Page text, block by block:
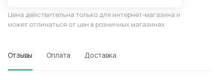
Цена действительна только для интернет-магазина и
может отличаться от цен в розничных магазинах
Отзывы Оплата Доставка